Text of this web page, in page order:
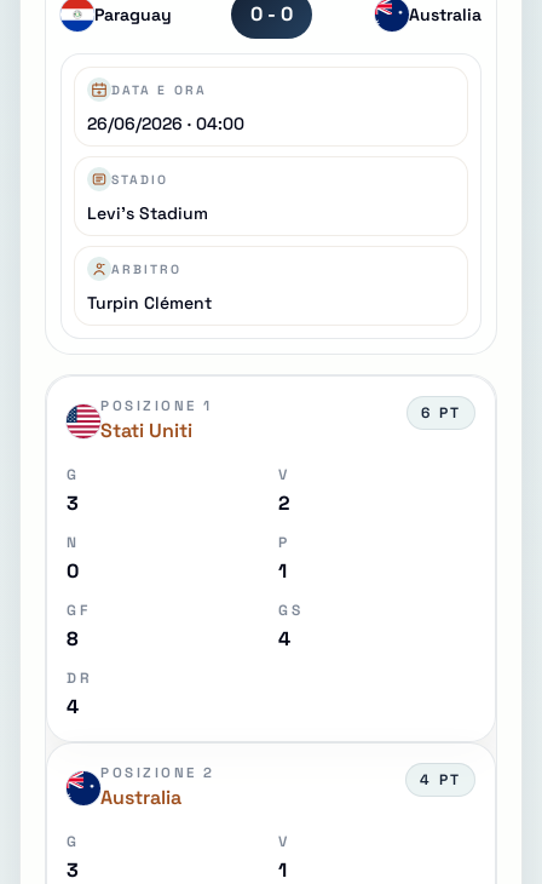
Paraguay 0 - 0 Australia
DATA E ORA
26/06/2026 · 04:00
STADIO
Levi's Stadium
ARBITRO
Turpin Clément
POSIZIONE 1
Stati Uniti
6 PT
G
3
V
2
N
0
P
1
GF
8
GS
4
DR
4
POSIZIONE 2
Australia
4 PT
G
3
V
1